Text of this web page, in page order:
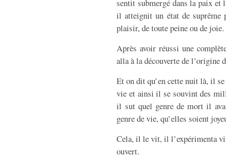
sentit submergé dans la paix et
il atteignit un état de suprême
plaisir, de toute peine ou de joie.
Après avoir réussi une
alla à la découverte de l’origine
Et on dit qu’en cette nuit là, il
vie et ainsi il se souvint des
il sut quel genre de mort il
genre de vie, qu’elles soient
Cela, il le vit, il l’expérimenta
ouvert.